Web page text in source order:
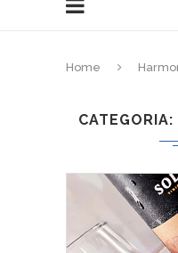
Home
CATEGORIA